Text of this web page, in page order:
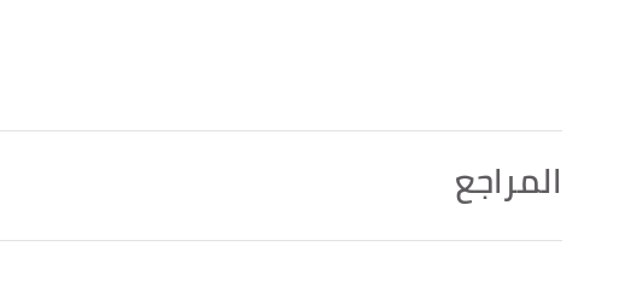
المراجع